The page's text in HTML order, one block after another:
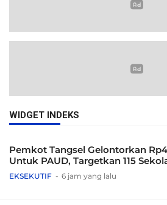
WIDGET INDEKS
Pemkot Tangsel Gelontorkan
Untuk PAUD, Targetkan 115
EKSEKUTIF 6 jam yang lalu